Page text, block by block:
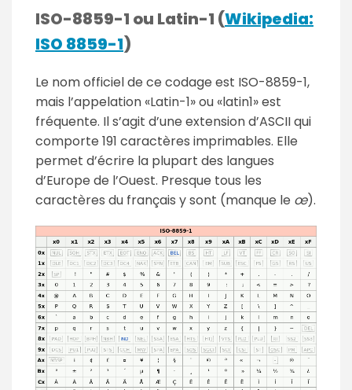
ISO-8859-1 ou Latin-1 (Wikipedia:
ISO 8859-1)
Le nom officiel de ce codage est ISO-8859-1,
mais l’appelation «Latin-1» ou «latin1» est
fréquente. Il s’agit d’une extension d’ASCII qui
comporte 191 caractères imprimables. Elle
permet d’écrire la plupart des langues
d’Europe de l’Ouest. Presque tous les
caractères du français y sont (manque le œ).